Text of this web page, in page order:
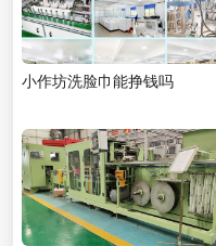
小作坊洗脸巾能挣钱吗